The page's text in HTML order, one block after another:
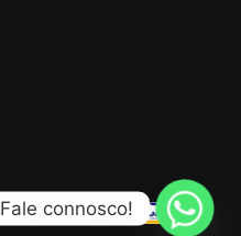
Fale connosco!